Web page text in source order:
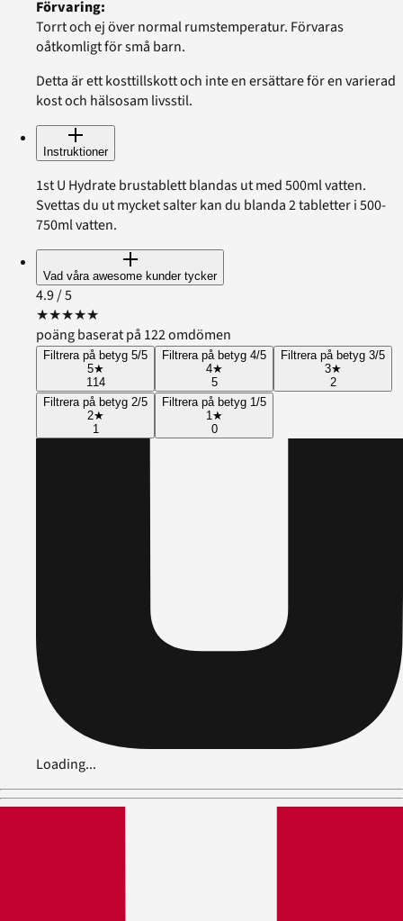
Förvaring:
Torrt och ej över normal rumstemperatur. Förvaras
oåtkomligt för små barn.
Detta är ett kosttillskott och inte en ersättare för en varierad
kost och hälsosam livsstil.
Instruktioner
1st U Hydrate brustablett blandas ut med 500ml vatten.
Svettas du ut mycket salter kan du blanda 2 tabletter i 500-
750ml vatten.
Vad våra awesome kunder tycker
4.9/ 5
★★★★★
poäng baserat på 122 omdömen
Filtrera på betyg 5/5
5★
114
Filtrera på betyg 4/5
4★
5
Filtrera på betyg 3/5
3★
2
Filtrera på betyg 2/5
2★
1
Filtrera på betyg 1/5
1★
0
Loading...